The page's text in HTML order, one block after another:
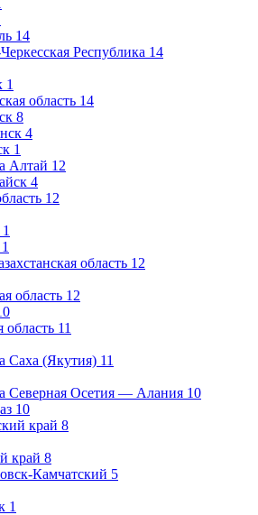
14
Республика 14
1
область 14
8
4
1
Алтай 12
4
12
1
1
область 12
область 12
область 11
Саха (Якутия) 11
Северная Осетия — Алания 10
10
край 8
край 8
Камчатский 5
1